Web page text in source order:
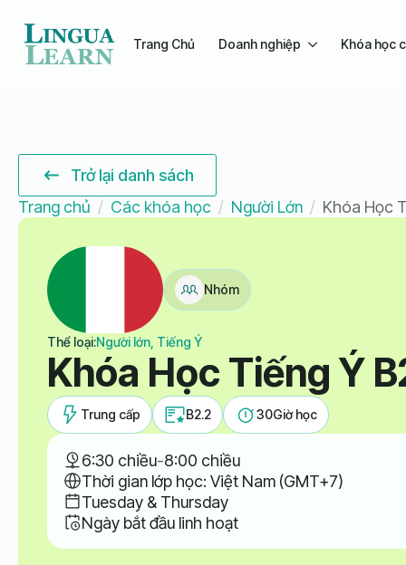
Trang Chủ Doanh nghiệp Khóa học
Trở lại danh sách
Trang chủ
Các khóa học Người Lớn Khóa Học
Nhóm
Thể loại:Người lớn, Tiếng Ý
Khóa Học Tiếng Ý
Trung cấp B2.2 30Giờ học
6:30 chiều-8:00 chiều
Thời gian lớp học: Việt Nam (GMT+7)
Tuesday & Thursday
Ngày bắt đầu linh hoạt